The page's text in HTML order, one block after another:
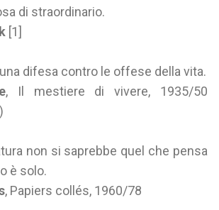
di straordinario.
[1]
difesa contro le offese della vita.
, Il mestiere di vivere, 1935/50
non si saprebbe quel che pensa
è solo.
, Papiers collés, 1960/78